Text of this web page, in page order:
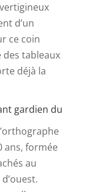
d’un
ce coin
des tableaux
déjà la
gardien du
ans, formée
au